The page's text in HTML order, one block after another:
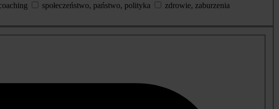
społeczeństwo, państwo, polityka
zdrowie, zaburzenia